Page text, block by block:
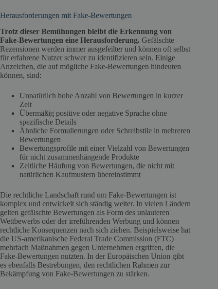
Herausforderungen mit Fake-Bewertungen
Trotz dieser Bemühungen bleibt die Erkennung von
Fake-Bewertungen eine Herausforderung. Gefälschte
Rezensionen werden immer ausgefeilter und können oft selbst
für erfahrene Nutzer schwer zu identifizieren sein. Einige
Anzeichen, die auf mögliche Fake-Bewertungen hindeuten
können, sind:
Unnatürlich hohe Anzahl von Bewertungen in kurzer
Zeit
Übermäßig positive oder negative Sprache ohne
spezifische Details
Ähnliche Formulierungen oder Schreibstile in mehreren
Bewertungen
Bewertungsprofile mit einer Vielzahl von Bewertungen
für nicht zusammenhängende Produkte
Zeitliche Häufung von Bewertungen, die nicht mit
natürlichen Kaufmustern übereinstimmt
Die rechtliche Landschaft rund um Fake-Bewertungen ist
komplex und entwickelt sich ständig weiter. In vielen Ländern
gelten gefälschte Bewertungen als Form des unlauteren
Wettbewerbs oder der irreführenden Werbung und können
rechtliche Konsequenzen nach sich ziehen. Beispielsweise hat
die US-amerikanische Federal Trade Commission (FTC)
mehrfach Maßnahmen gegen Unternehmen ergriffen, die
Fake-Bewertungen nutzten. In der Europäischen Union gibt
es ebenfalls Bestrebungen, den rechtlichen Rahmen zur
Bekämpfung von Fake-Bewertungen zu stärken.